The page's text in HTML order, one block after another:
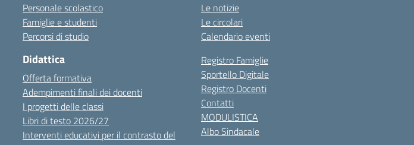
Personale scolastico
Famiglie e studenti
Percorsi di studio
Didattica
Offerta formativa
Adempimenti finali dei docenti
I progetti delle classi
Libri di testo 2026/27
Interventi educativi per il contrasto del
Le notizie
Le circolari
Calendario eventi
Registro Famiglie
Sportello Digitale
Registro Docenti
Contatti
MODULISTICA
Albo Sindacale